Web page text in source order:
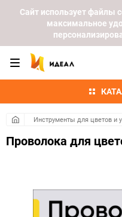
Cайт использует файлы
максимальное
Инструменты для цветов и
Проволока для